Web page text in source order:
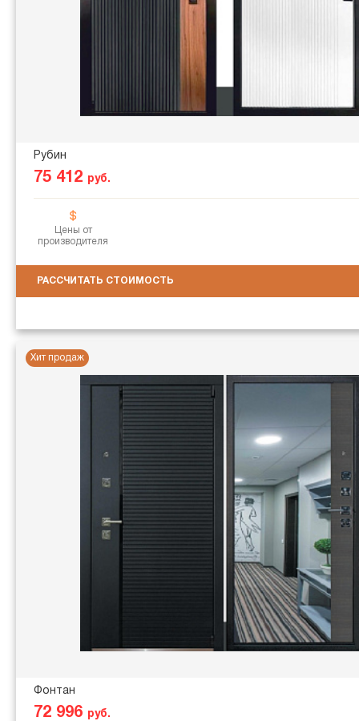
Рубин
75 412 руб.
Цены от
производителя
РАССЧИТАТЬ СТОИМОСТЬ
Хит продаж
Фонтан
72 996 руб.